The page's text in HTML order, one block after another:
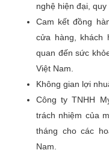
nghệ hiện đại, quy
Cam kết đồng
cửa hàng, khách
quan đến sức
Việt Nam.
Không gian lợi
Công ty TNHH
trách nhiệm của
tháng cho các
Nam.